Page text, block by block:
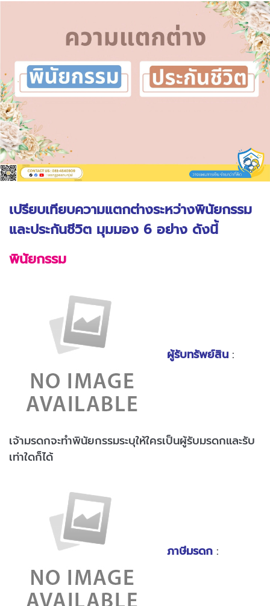
เปรียบเทียบความแตกต่างระหว่างพินัยกรรม
และประกันชีวิต มุมมอง 6 อย่าง ดังนี้
พินัยกรรม
ผู้รับทรัพย์สิน :
เจ้ามรดกจะทำพินัยกรรมระบุให้ใครเป็นผู้รับมรดกและรับ
เท่าใดก็ได้
ภาษีมรดก :